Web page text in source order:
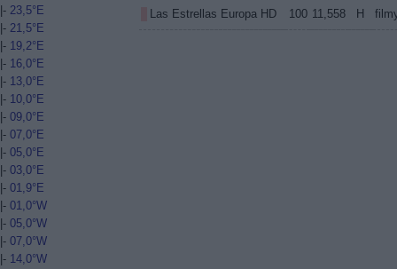
|- 23,5°E
|- 21,5°E
|- 19,2°E
|- 16,0°E
|- 13,0°E
|- 10,0°E
|- 09,0°E
|- 07,0°E
|- 05,0°E
|- 03,0°E
|- 01,9°E
|- 01,0°W
|- 05,0°W
|- 07,0°W
|- 14,0°W
Las Estrellas Europa HD 100 11,558 H